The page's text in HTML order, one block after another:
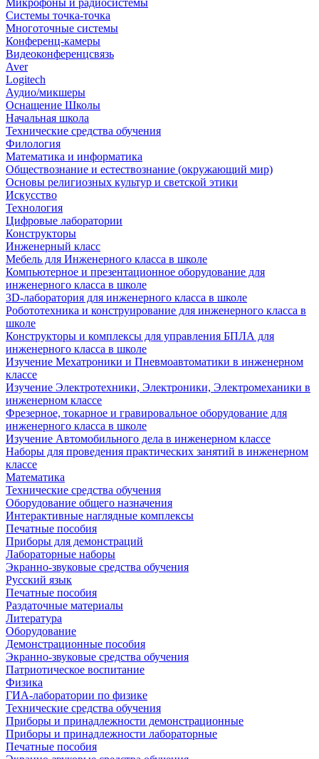
Микрофоны и радиосистемы
Системы точка-точка
Многоточные системы
Конференц-камеры
Видеоконференцсвязь
Aver
Logitech
Аудио/микшеры
Оснащение Школы
Начальная школа
Технические средства обучения
Филология
Математика и информатика
Обществознание и естествознание (окружающий мир)
Основы религиозных культур и светской этики
Искусство
Технология
Цифровые лаборатории
Конструкторы
Инженерный класс
Мебель для Инженерного класса в школе
Компьютерное и презентационное оборудование для
инженерного класса в школе
3D-лаборатория для инженерного класса в школе
Робототехника и конструирование для инженерного класса в
школе
Конструкторы и комплексы для управления БПЛА для
инженерного класса в школе
Изучение Мехатроники и Пневмоавтоматики в инженерном
классе
Изучение Электротехники, Электроники, Электромеханики в
инженерном классе
Фрезерное, токарное и гравировальное оборудование для
инженерного класса в школе
Изучение Автомобильного дела в инженерном классе
Наборы для проведения практических занятий в инженерном
классе
Математика
Технические средства обучения
Оборудование общего назначения
Интерактивные наглядные комплексы
Печатные пособия
Приборы для демонстраций
Лабораторные наборы
Экранно-звуковые средства обучения
Русский язык
Печатные пособия
Раздаточные материалы
Литература
Оборудование
Демонстрационные пособия
Экранно-звуковые средства обучения
Патриотическое воспитание
Физика
ГИА-лаборатории по физике
Технические средства обучения
Приборы и принадлежности демонстрационные
Приборы и принадлежности лабораторные
Печатные пособия